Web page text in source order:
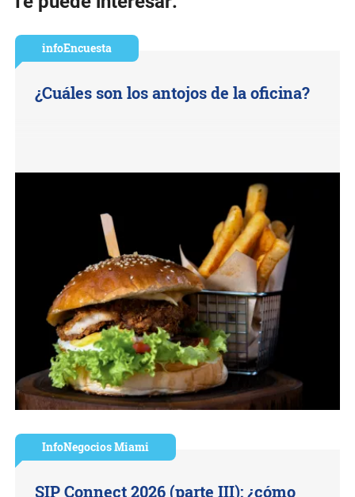
infoEncuesta
¿Cuáles son los antojos de la oficina?
InfoNegocios Miami
SIP Connect 2026 (parte III): ¿cómo